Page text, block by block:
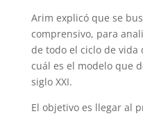
Arim explicó que se
comprensivo, para
de todo el ciclo de vida
cuál es el modelo que
siglo XXI.
El objetivo es llegar al